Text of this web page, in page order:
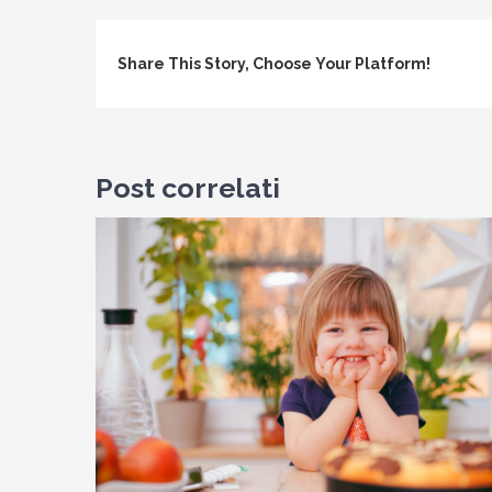
Share This Story, Choose Your Platform!
Post correlati